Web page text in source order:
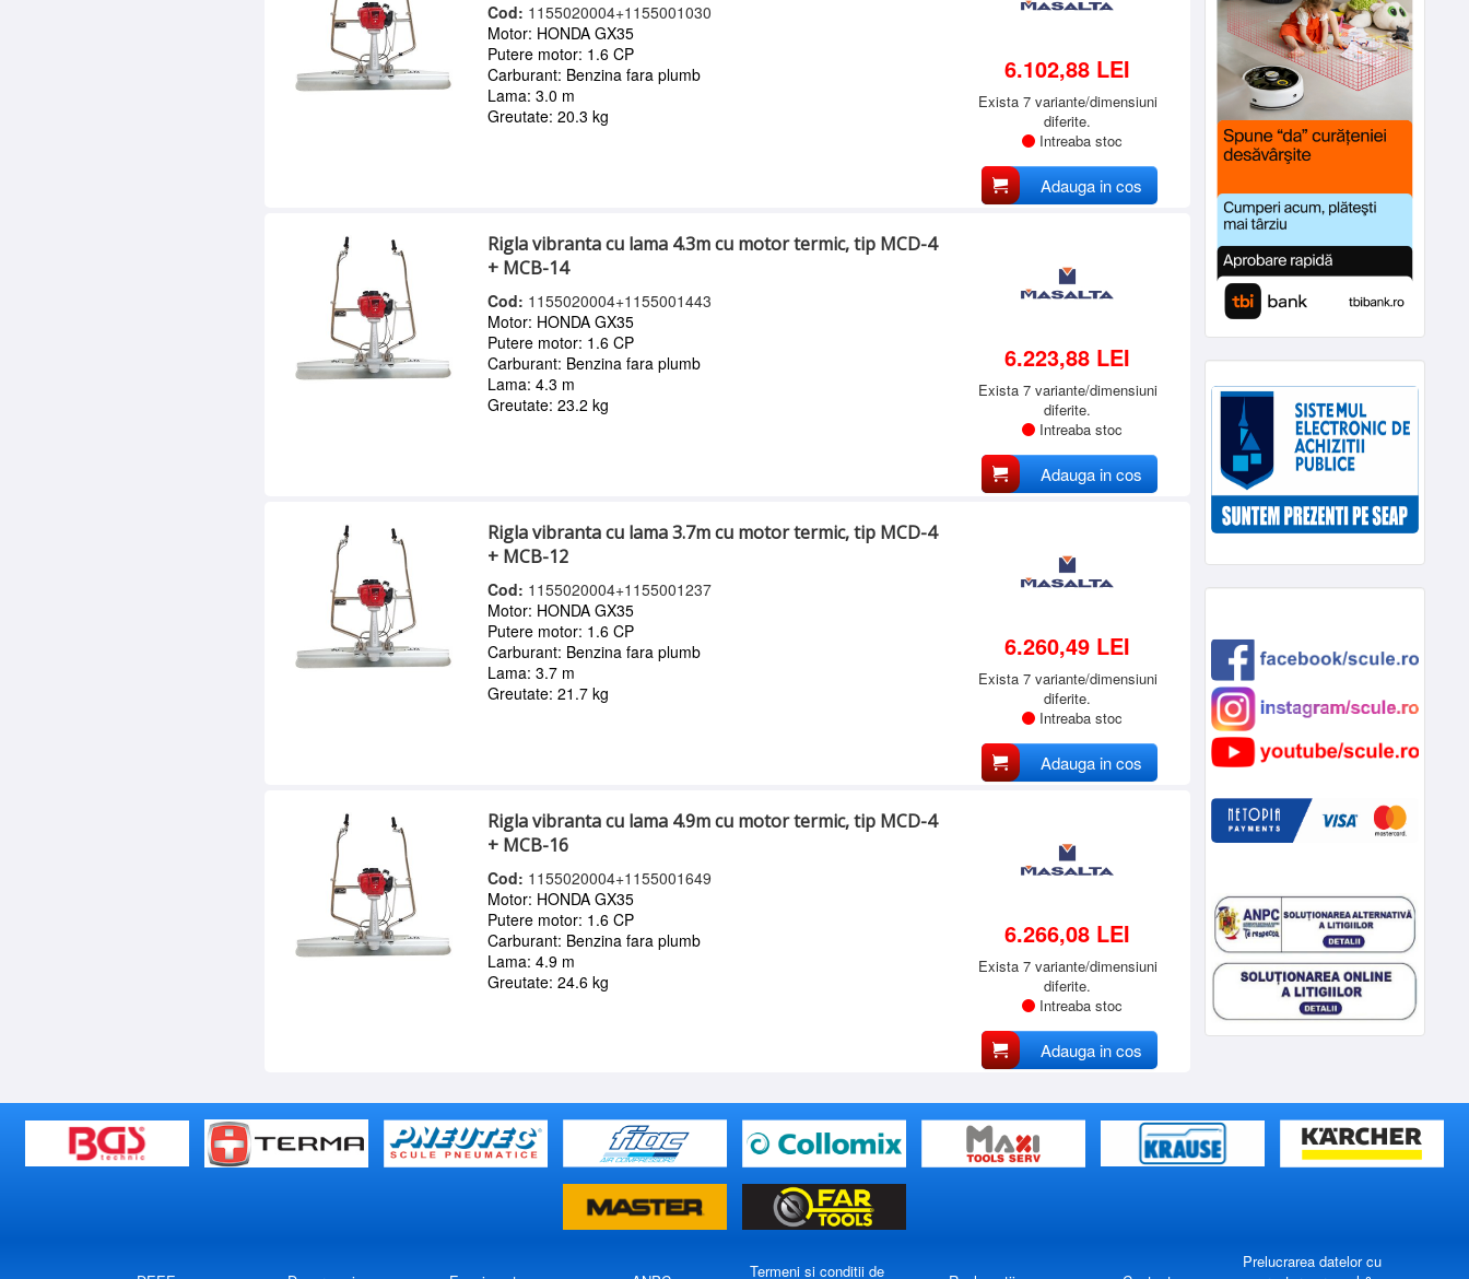
Cod: 1155020004+1155001030
Motor: HONDA GX35
Putere motor: 1.6 CP
Carburant: Benzina fara plumb
Lama: 3.0 m
Greutate: 20.3 kg
6.102,88 LEI
Exista 7 variante/dimensiuni
diferite.
Intreaba stoc
Adauga in cos
Rigla vibranta cu lama 4.3m cu motor termic, tip MCD-4
+ MCB-14
Cod: 1155020004+1155001443
Motor: HONDA GX35
Putere motor: 1.6 CP
Carburant: Benzina fara plumb
Lama: 4.3 m
Greutate: 23.2 kg
6.223,88 LEI
Exista 7 variante/dimensiuni
diferite.
Intreaba stoc
Adauga in cos
Rigla vibranta cu lama 3.7m cu motor termic, tip MCD-4
+ MCB-12
Cod: 1155020004+1155001237
Motor: HONDA GX35
Putere motor: 1.6 CP
Carburant: Benzina fara plumb
Lama: 3.7 m
Greutate: 21.7 kg
6.260,49 LEI
Exista 7 variante/dimensiuni
diferite.
Intreaba stoc
Adauga in cos
Rigla vibranta cu lama 4.9m cu motor termic, tip MCD-4
+ MCB-16
Cod: 1155020004+1155001649
Motor: HONDA GX35
Putere motor: 1.6 CP
Carburant: Benzina fara plumb
Lama: 4.9 m
Greutate: 24.6 kg
6.266,08 LEI
Exista 7 variante/dimensiuni
diferite.
Intreaba stoc
Adauga in cos
Termeni si conditii de
Prelucrarea datelor cu